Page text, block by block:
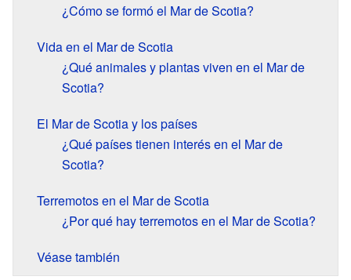
¿Cómo se formó el Mar de Scotia?
Vida en el Mar de Scotia
¿Qué animales y plantas viven en el Mar de
Scotia?
El Mar de Scotia y los países
¿Qué países tienen interés en el Mar de
Scotia?
Terremotos en el Mar de Scotia
¿Por qué hay terremotos en el Mar de Scotia?
Véase también